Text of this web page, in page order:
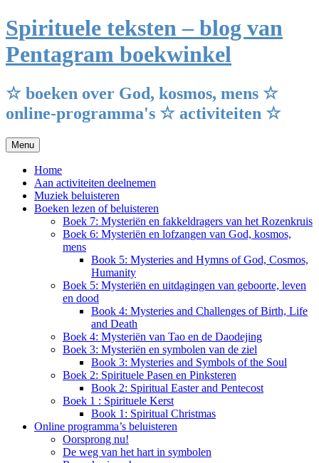
Ga
naar
de
inhoud
Spirituele teksten – blog van
Pentagram boekwinkel
☆ boeken over God, kosmos, mens ☆
online-programma's ☆ activiteiten ☆
Menu
Home
Aan activiteiten deelnemen
Muziek beluisteren
Boeken lezen of beluisteren
Boek 7: Mysteriën en fakkeldragers van het Rozenkruis
Boek 6: Mysteriën en lofzangen van God, kosmos,
mens
Book 5: Mysteries and Hymns of God, Cosmos,
Humanity
Boek 5: Mysteriën en uitdagingen van geboorte, leven
en dood
Book 4: Mysteries and Challenges of Birth, Life
and Death
Boek 4: Mysteriën van Tao en de Daodejing
Boek 3: Mysteriën en symbolen van de ziel
Book 3: Mysteries and Symbols of the Soul
Boek 2: Spirituele Pasen en Pinksteren
Book 2: Spiritual Easter and Pentecost
Boek 1 : Spirituele Kerst
Book 1: Spiritual Christmas
Online programma’s beluisteren
Oorsprong nu!
De weg van het hart in symbolen